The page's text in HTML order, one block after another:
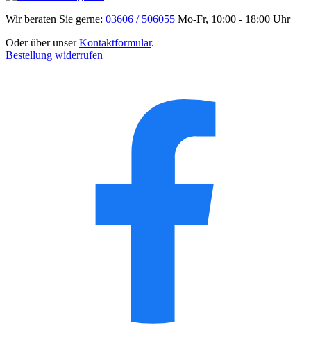
Wir beraten Sie gerne: 03606 / 506055 Mo-Fr, 10:00 - 18:00 Uhr
Oder über unserKontaktformular.
Bestellung widerrufen